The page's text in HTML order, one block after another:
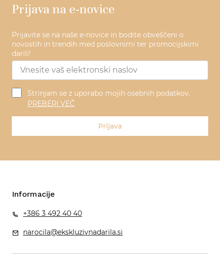
Prijava na e-novice
Prijavite se na naše e-novice in bodite obveščeni o
novostih in trendih med poslovnimi ter promocijskimi
darili!
Strinjam se z uporabo mojih osebnih podatkov.
PREBERI VEČ
Prijava
Informacije
+386 3 492 40 40
narocila@ekskluzivnadarila.si